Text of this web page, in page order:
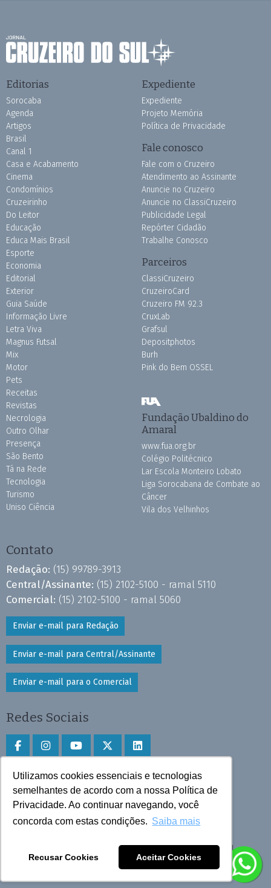
Utilizamos cookies essenciais e tecnologias
semelhantes de acordo com a nossa Política de
Privacidade. Ao continuar navegando, você
concorda com estas condições. Saiba mais
Recusar Cookies Aceitar Cookies
Editorias
Sorocaba
Agenda
Artigos
Brasil
Canal 1
Casa e Acabamento
Cinema
Condomínios
Cruzeirinho
Do Leitor
Educação
Educa Mais Brasil
Esporte
Economia
Editorial
Exterior
Guia Saúde
Informação Livre
Letra Viva
Magnus Futsal
Mix
Motor
Pets
Receitas
Revistas
Necrologia
Outro Olhar
Presença
São Bento
Tá na Rede
Tecnologia
Turismo
Uniso Ciência
Expediente
Expediente
Projeto Memória
Política de Privacidade
Fale conosco
Fale com o Cruzeiro
Atendimento ao Assinante
Anuncie no Cruzeiro
Anuncie no ClassiCruzeiro
Publicidade Legal
Repórter Cidadão
Trabalhe Conosco
Parceiros
ClassiCruzeiro
CruzeiroCard
Cruzeiro FM 92.3
CruxLab
Grafsul
Depositphotos
Burh
Pink do Bem OSSEL
Fundação Ubaldino do
Amaral
www.fua.org.br
Colégio Politécnico
Lar Escola Monteiro Lobato
Liga Sorocabana de Combate ao
Câncer
Vila dos Velhinhos
Contato
Redação: (15) 99789-3913
Central/Assinante: (15) 2102-5100 - ramal 5110
Comercial: (15) 2102-5100 - ramal 5060
Enviar e-mail para Redação
Enviar e-mail para Central/Assinante
Enviar e-mail para o Comercial
Redes Sociais
Faça download do aplicativo
Play Store e App Store
Todos os direitos reservados © 2025 Cruzeiro do Sul